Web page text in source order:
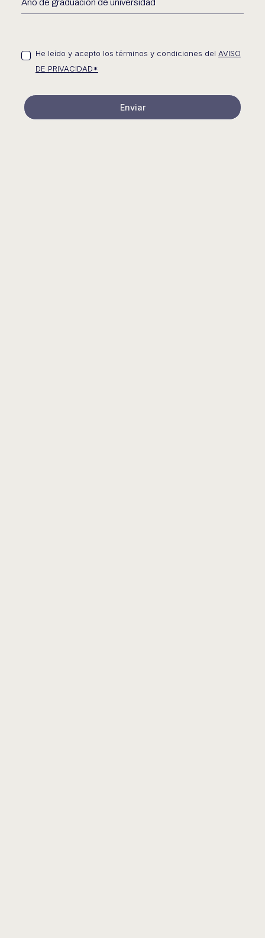
He leído y acepto los términos y condiciones del AVISO
DE PRIVACIDAD*
Enviar